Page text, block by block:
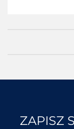
ZAPISZ